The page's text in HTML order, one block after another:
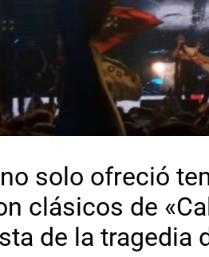
solo ofreció
clásicos de
de la tragedia